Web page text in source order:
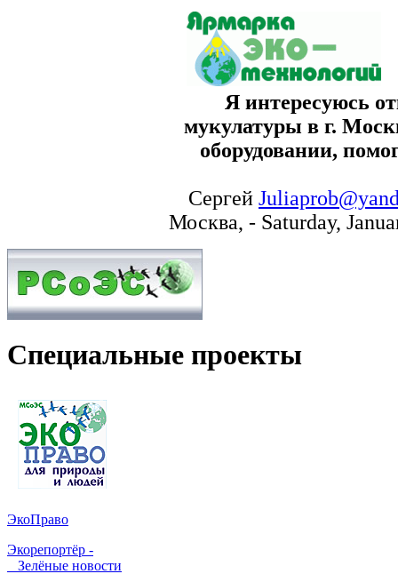
Я интересуюсь
мукулатуры в г.
оборудовании,
Сергей
Москва, - Saturday,
Специальные проекты
ЭкоПраво
Экорепортёр -
Зелёные новости